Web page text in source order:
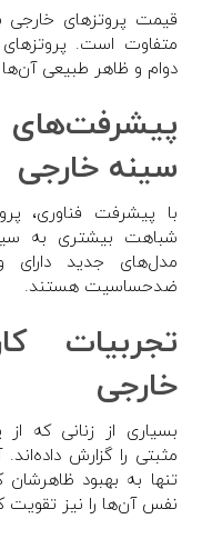
قیمت پروتزهای
متفاوت است. پروتزهای
دوام و ظاهر طبیعی آن‌ها
پیشرفت‌های
سینه خارجی
با پیشرفت فناوری،
شباهت بیشتری به
مدل‌های جدید دارای
ضدحساسیت هستند.
تجربیات
خارجی
بسیاری از زنانی که از
مثبتی را گزارش
تنها به بهبود ظاهرشان
نفس آن‌ها را نیز تقویت